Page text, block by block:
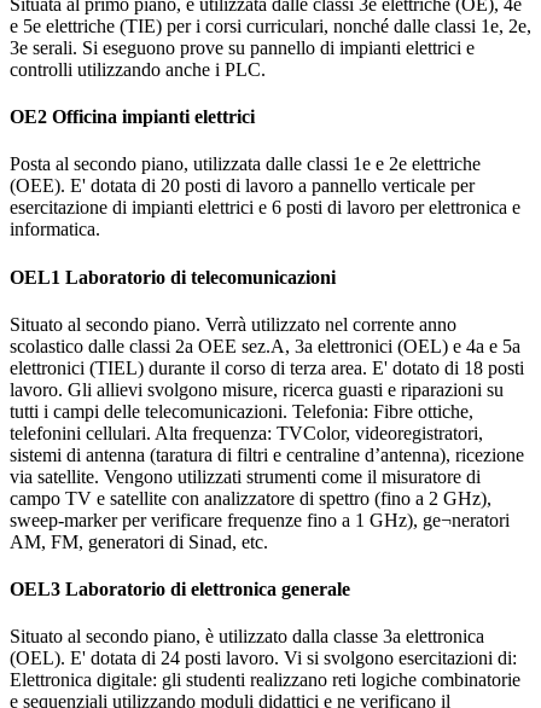
e 5e elettriche (TIE) per i corsi curriculari, nonché dalle classi 1e, 2e,
3e serali. Si eseguono prove su pannello di impianti elettrici e
controlli utilizzando anche i PLC.
OE2 Officina impianti elettrici
Posta al secondo piano, utilizzata dalle classi 1e e 2e elettriche
(OEE). E' dotata di 20 posti di lavoro a pannello verticale per
esercitazione di impianti elettrici e 6 posti di lavoro per elettronica e
informatica.
OEL1 Laboratorio di telecomunicazioni
Situato al secondo piano. Verrà utilizzato nel corrente anno
scolastico dalle classi 2a OEE sez.A, 3a elettronici (OEL) e 4a e 5a
elettronici (TIEL) durante il corso di terza area. E' dotato di 18 posti
lavoro. Gli allievi svolgono misure, ricerca guasti e riparazioni su
tutti i campi delle telecomunicazioni. Telefonia: Fibre ottiche,
telefonini cellulari. Alta frequenza: TVColor, videoregistratori,
sistemi di antenna (taratura di filtri e centraline d’antenna), ricezione
via satellite. Vengono utilizzati strumenti come il misuratore di
campo TV e satellite con analizzatore di spettro (fino a 2 GHz),
sweep-marker per verificare frequenze fino a 1 GHz), ge¬neratori
AM, FM, generatori di Sinad, etc.
OEL3 Laboratorio di elettronica generale
Situato al secondo piano, è utilizzato dalla classe 3a elettronica
(OEL). E' dotata di 24 posti lavoro. Vi si svolgono esercitazioni di:
Elettronica digitale: gli studenti realizzano reti logiche combinatorie
e sequenziali utilizzando moduli didattici e ne verificano il